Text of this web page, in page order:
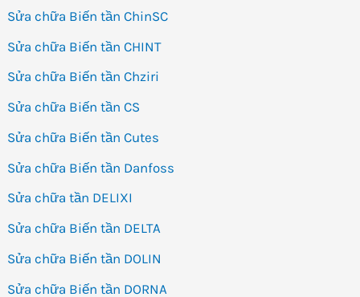
Sửa chữa Biến tần ChinSC
Sửa chữa Biến tần CHINT
Sửa chữa Biến tần Chziri
Sửa chữa Biến tần CS
Sửa chữa Biến tần Cutes
Sửa chữa Biến tần Danfoss
Sửa chữa tần DELIXI
Sửa chữa Biến tần DELTA
Sửa chữa Biến tần DOLIN
Sửa chữa Biến tần DORNA